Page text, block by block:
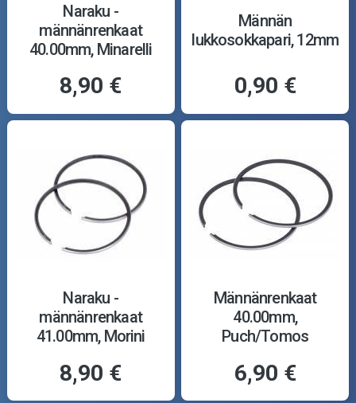
Naraku -
männänrenkaat
40.00mm, Minarelli
8,90 €
Männän
lukkosokkapari, 12mm
0,90 €
Naraku -
männänrenkaat
41.00mm, Morini
8,90 €
Männänrenkaat
40.00mm,
Puch/Tomos
6,90 €